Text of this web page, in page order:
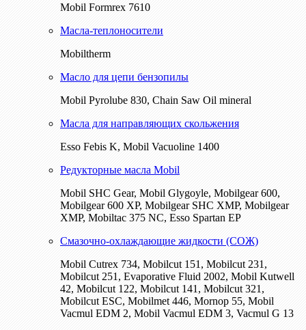
Mobil Formrex 7610
Масла-теплоносители
Mobiltherm
Масло для цепи бензопилы
Mobil Pyrolube 830, Chain Saw Oil mineral
Масла для направляющих скольжения
Esso Febis K, Mobil Vacuoline 1400
Редукторные масла Mobil
Mobil SHC Gear, Mobil Glygoyle, Mobilgear 600,
Mobilgear 600 XP, Mobilgear SHC XMP, Mobilgear
XМP, Mobiltac 375 NC, Esso Spartan EP
Смазочно-охлаждающие жидкости (СОЖ)
Mobil Cutrex 734, Mobilcut 151, Mobilcut 231,
Mobilcut 251, Evaporative Fluid 2002, Mobil Kutwell
42, Mobilcut 122, Mobilcut 141, Mobilcut 321,
Mobilcut ESC, Mobilmet 446, Mornop 55, Mobil
Vacmul EDM 2, Mobil Vacmul EDM 3, Vacmul G 13